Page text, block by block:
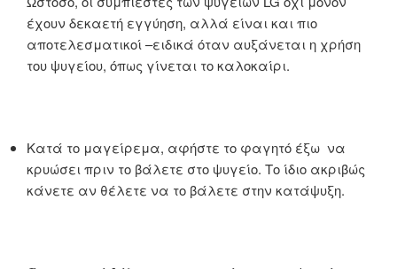
έχουν δεκαετή εγγύηση, αλλά είναι και πιο
αποτελεσματικοί –ειδικά όταν αυξάνεται η χρήση
του ψυγείου, όπως γίνεται το καλοκαίρι.
Κατά το μαγείρεμα, αφήστε το φαγητό έξω να
κρυώσει πριν το βάλετε στο ψυγείο. Το ίδιο ακριβώς
κάνετε αν θέλετε να το βάλετε στην κατάψυξη.